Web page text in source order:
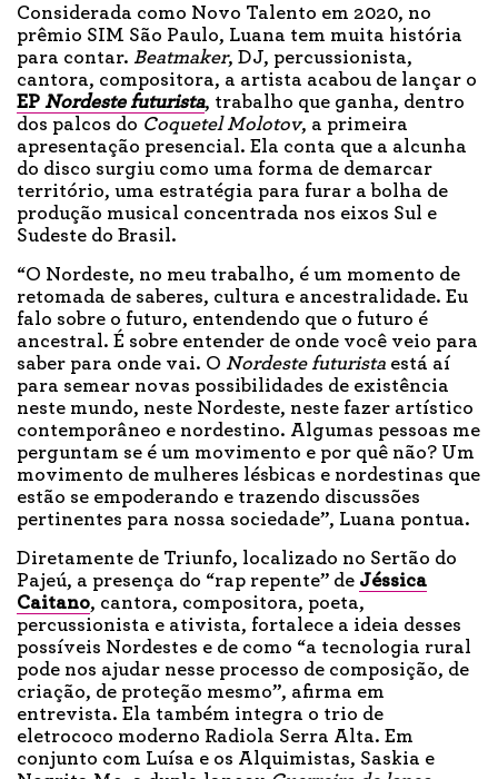
Considerada como Novo Talento em 2020, no
prêmio SIM São Paulo, Luana tem muita história
para contar. Beatmaker, DJ, percussionista,
cantora, compositora, a artista acabou de lançar o
EP Nordeste futurista, trabalho que ganha, dentro
dos palcos do Coquetel Molotov, a primeira
apresentação presencial. Ela conta que a alcunha
do disco surgiu como uma forma de demarcar
território, uma estratégia para furar a bolha de
produção musical concentrada nos eixos Sul e
Sudeste do Brasil.
“O Nordeste, no meu trabalho, é um momento de
retomada de saberes, cultura e ancestralidade. Eu
falo sobre o futuro, entendendo que o futuro é
ancestral. É sobre entender de onde você veio para
saber para onde vai. O Nordeste futurista está aí
para semear novas possibilidades de existência
neste mundo, neste Nordeste, neste fazer artístico
contemporâneo e nordestino. Algumas pessoas me
perguntam se é um movimento e por quê não? Um
movimento de mulheres lésbicas e nordestinas que
estão se empoderando e trazendo discussões
pertinentes para nossa sociedade”, Luana pontua.
Diretamente de Triunfo, localizado no Sertão do
Pajeú, a presença do “rap repente” de Jéssica
Caitano, cantora, compositora, poeta,
percussionista e ativista, fortalece a ideia desses
possíveis Nordestes e de como “a tecnologia rural
pode nos ajudar nesse processo de composição, de
criação, de proteção mesmo”, afirma em
entrevista. Ela também integra o trio de
eletrococo moderno Radiola Serra Alta. Em
conjunto com Luísa e os Alquimistas, Saskia e